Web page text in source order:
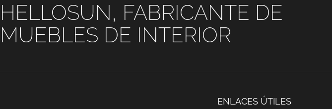
HELLOSUN, FABRICANTE DE
MUEBLES DE INTERIOR
ENLACES ÚTILES